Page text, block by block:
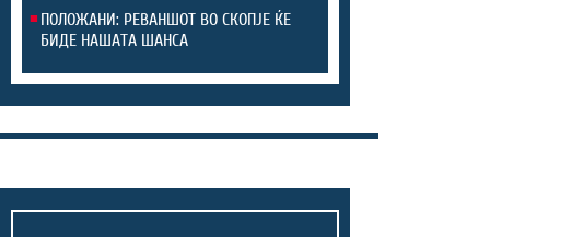
ПОЛОЖАНИ: РЕВАНШОТ ВО СКОПЈЕ ЌЕ
БИДЕ НАШАТА ШАНСА